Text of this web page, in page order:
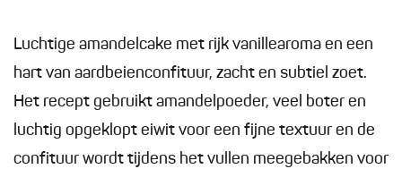
Luchtige amandelcake met rijk vanillearoma en een
hart van aardbeienconfituur, zacht en subtiel zoet.
Het recept gebruikt amandelpoeder, veel boter en
luchtig opgeklopt eiwit voor een fijne textuur en de
confituur wordt tijdens het vullen meegebakken voor